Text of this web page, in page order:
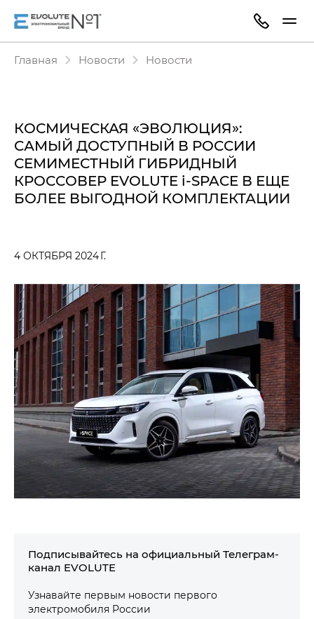
Главная Новости Новости
КОСМИЧЕСКАЯ «ЭВОЛЮЦИЯ»:
САМЫЙ ДОСТУПНЫЙ В РОССИИ
СЕМИМЕСТНЫЙ ГИБРИДНЫЙ
КРОССОВЕР EVOLUTE i‑SPACE В ЕЩЕ
БОЛЕЕ ВЫГОДНОЙ КОМПЛЕКТАЦИИ
4 ОКТЯБРЯ 2024 Г.
Подписывайтесь на официальный Телеграм-
канал EVOLUTE
Узнавайте первым новости первого
электромобиля России